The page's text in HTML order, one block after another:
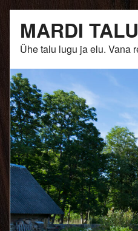
content
MARDI TALU
Ühe talu lugu ja elu. Vana